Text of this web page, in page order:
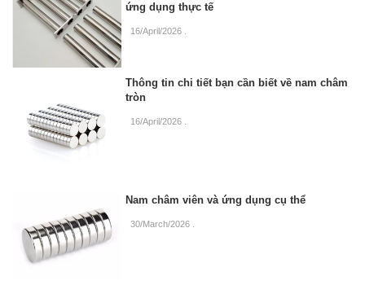
ứng dụng thực tế
16/April/2026
Thông tin chi tiết bạn cần biết về nam châm
tròn
16/April/2026
Nam châm viên và ứng dụng cụ thể
30/March/2026